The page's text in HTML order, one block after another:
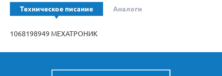
Техническое писание Аналоги
1068198949 МЕХАТРОНИК